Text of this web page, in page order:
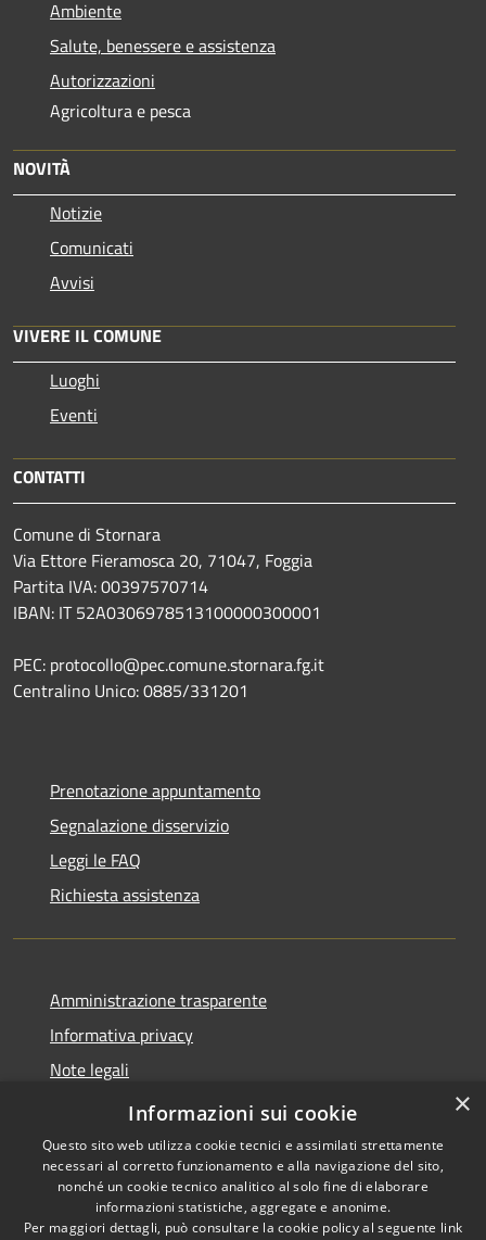
Ambiente
Salute, benessere e assistenza
Autorizzazioni
Agricoltura e pesca
NOVITÀ
Notizie
Comunicati
Avvisi
VIVERE IL COMUNE
Luoghi
Eventi
CONTATTI
Comune di Stornara
Via Ettore Fieramosca 20, 71047, Foggia
Partita IVA: 00397570714
IBAN: IT 52A0306978513100000300001
PEC: protocollo@pec.comune.stornara.fg.it
Centralino Unico: 0885/331201
Prenotazione appuntamento
Segnalazione disservizio
Leggi le FAQ
Richiesta assistenza
Amministrazione trasparente
Informativa privacy
Note legali
Dichiarazione di accessibilità
Copyright © 2026 • Comune di
×
Informazioni sui cookie
Questo sito web utilizza cookie tecnici e assimilati strettamente
necessari al corretto funzionamento e alla navigazione del sito,
nonché un cookie tecnico analitico al solo fine di elaborare
informazioni statistiche, aggregate e anonime.
Per maggiori dettagli, può consultare la cookie policy al seguente link